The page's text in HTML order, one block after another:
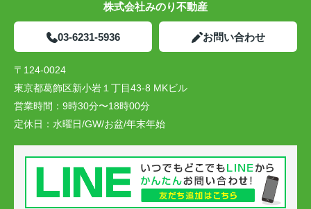
株式会社みのり不動産
03-6231-5936 お問い合わせ
〒124-0024
東京都葛飾区新小岩１丁目43-8 MKビル
営業時間： 9時30分〜18時00分
定休日： 水曜日/GW/お盆/年末年始